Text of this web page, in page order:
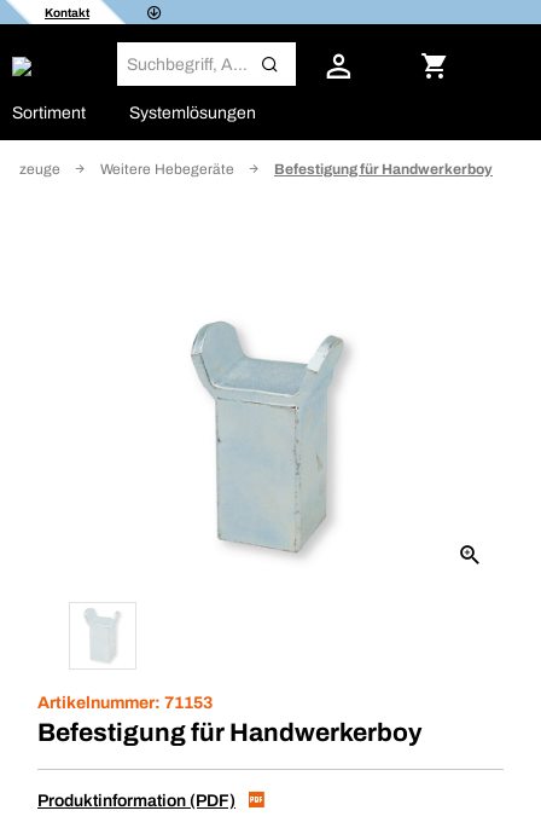
Kontakt
Sortiment Systemlösungen
Weitere Hebegeräte Befestigung für Handwerkerboy
Artikelnummer: 71153
Befestigung für Handwerkerboy
Produktinformation (PDF)